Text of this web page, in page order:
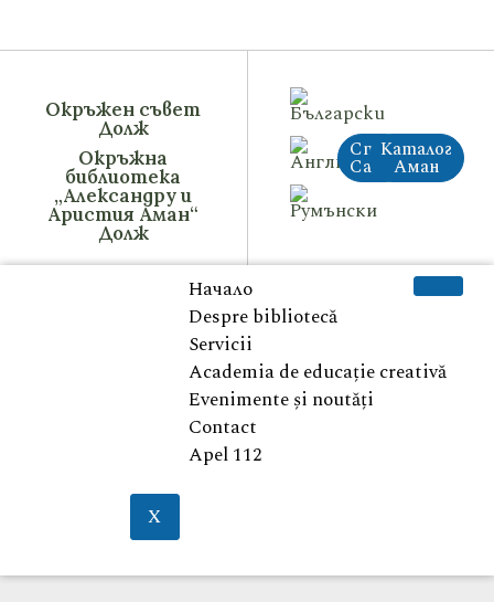
Окръжен съвет
Долж
Окръжна
библиотека
„Александру и
Аристия Аман“
Долж
Стар
Сайт
Каталог
Аман
Начало
Despre bibliotecă
Servicii
Academia de educație creativă
Evenimente și noutăți
Contact
Apel 112
X